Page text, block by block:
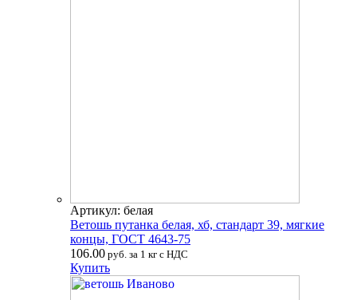
Артикул: белая
Ветошь путанка белая, хб, стандарт 39, мягкие
концы, ГОСТ 4643-75
106.00 руб. за 1 кг с НДС
Купить